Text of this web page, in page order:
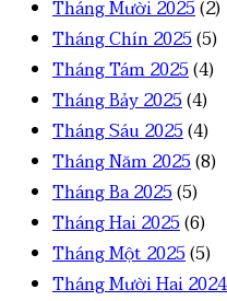
Tháng Mười 2025(2)
Tháng Chín 2025(5)
Tháng Tám 2025(4)
Tháng Bảy 2025(4)
Tháng Sáu 2025(4)
Tháng Năm 2025(8)
Tháng Ba 2025(5)
Tháng Hai 2025(6)
Tháng Một 2025(5)
Tháng Mười Hai 2024